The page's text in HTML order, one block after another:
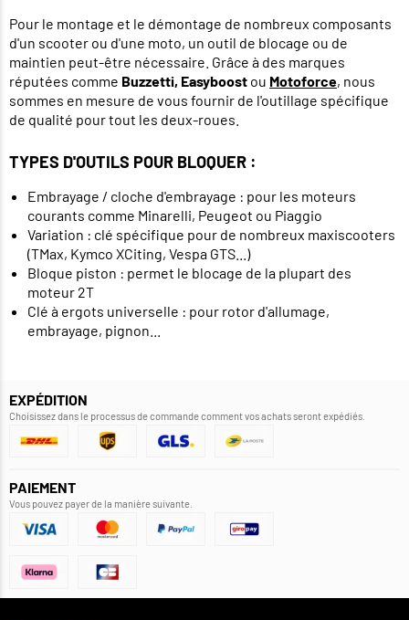
Pour le montage et le démontage de nombreux composants
d'un scooter ou d'une moto, un outil de blocage ou de
maintien peut-être nécessaire. Grâce à des marques
réputées comme Buzzetti, Easyboost ou Motoforce, nous
sommes en mesure de vous fournir de l'outillage spécifique
de qualité pour tout les deux-roues.
TYPES D'OUTILS POUR BLOQUER :
Embrayage / cloche d'embrayage : pour les moteurs
courants comme Minarelli, Peugeot ou Piaggio
Variation : clé spécifique pour de nombreux maxiscooters
(TMax, Kymco XCiting, Vespa GTS...)
Bloque piston : permet le blocage de la plupart des
moteur 2T
Clé à ergots universelle : pour rotor d'allumage,
embrayage, pignon...
EXPÉDITION
Choisissez dans le processus de commande comment vos achats seront expédiés.
PAIEMENT
Vous pouvez payer de la manière suivante.